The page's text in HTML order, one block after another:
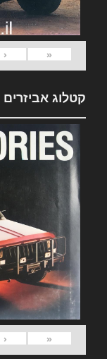
«
‹
קטלוג אביזרים Jeep 1986
«
‹